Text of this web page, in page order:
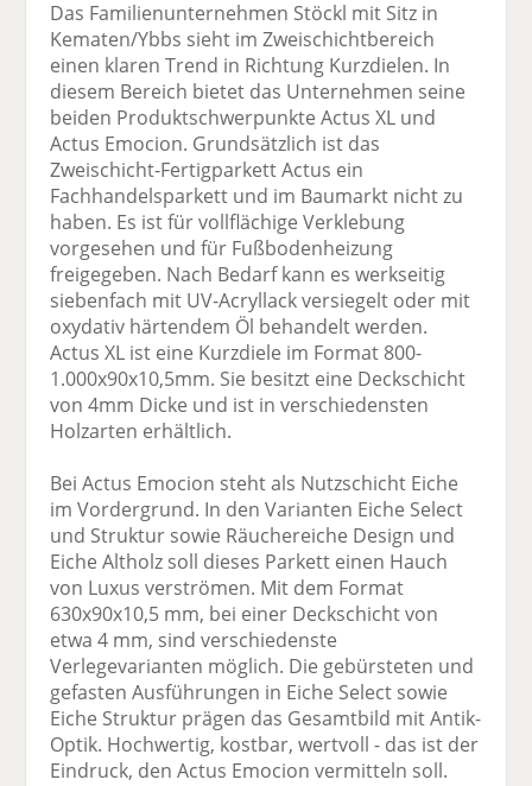
Das Familienunternehmen Stöckl mit Sitz in
Kematen/Ybbs sieht im Zweischichtbereich
einen klaren Trend in Richtung Kurzdielen. In
diesem Bereich bietet das Unternehmen seine
beiden Produktschwerpunkte Actus XL und
Actus Emocion. Grundsätzlich ist das
Zweischicht-Fertigparkett Actus ein
Fachhandelsparkett und im Baumarkt nicht zu
haben. Es ist für vollflächige Verklebung
vorgesehen und für Fußbodenheizung
freigegeben. Nach Bedarf kann es werkseitig
siebenfach mit UV-Acryllack versiegelt oder mit
oxydativ härtendem Öl behandelt werden.
Actus XL ist eine Kurzdiele im Format 800-
1.000x90x10,5mm. Sie besitzt eine Deckschicht
von 4mm Dicke und ist in verschiedensten
Holzarten erhältlich.
Bei Actus Emocion steht als Nutzschicht Eiche
im Vordergrund. In den Varianten Eiche Select
und Struktur sowie Räuchereiche Design und
Eiche Altholz soll dieses Parkett einen Hauch
von Luxus verströmen. Mit dem Format
630x90x10,5 mm, bei einer Deckschicht von
etwa 4 mm, sind verschiedenste
Verlegevarianten möglich. Die gebürsteten und
gefasten Ausführungen in Eiche Select sowie
Eiche Struktur prägen das Gesamtbild mit Antik-
Optik. Hochwertig, kostbar, wertvoll - das ist der
Eindruck, den Actus Emocion vermitteln soll.